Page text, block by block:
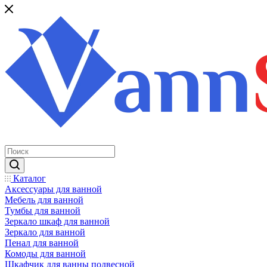
Каталог
Аксессуары для ванной
Мебель для ванной
Тумбы для ванной
Зеркало шкаф для ванной
Зеркало для ванной
Пенал для ванной
Комоды для ванной
Шкафчик для ванны подвесной